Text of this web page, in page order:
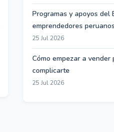
Programas y apoyos del
emprendedores
25 Jul 2026
Cómo empezar a
complicarte
25 Jul 2026